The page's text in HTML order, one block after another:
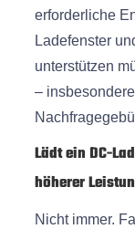
erforderliche
Ladefenster
unterstützen
–
Lädt ein DC-
höherer
Nicht immer.